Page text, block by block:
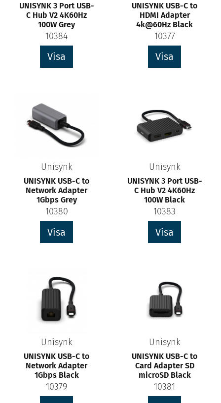
UNISYNK 3 Port USB-
C Hub V2 4K60Hz
100W Grey
10384
Visa
UNISYNK USB-C to
HDMI Adapter
4k@60Hz Black
10377
Visa
Unisynk
UNISYNK USB-C to
Network Adapter
1Gbps Grey
10380
Visa
Unisynk
UNISYNK 3 Port USB-
C Hub V2 4K60Hz
100W Black
10383
Visa
Unisynk
UNISYNK USB-C to
Network Adapter
1Gbps Black
10379
Unisynk
UNISYNK USB-C to
Card Adapter SD
microSD Black
10381